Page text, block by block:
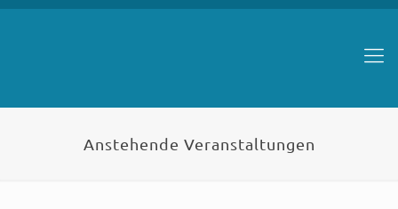
Anstehende Veranstaltungen